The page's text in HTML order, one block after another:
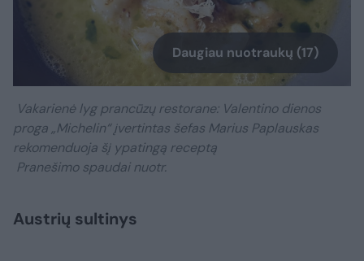
Daugiau nuotraukų (17)
Vakarienė lyg prancūzų restorane: Valentino dienos
proga „Michelin“ įvertintas šefas Marius Paplauskas
rekomenduoja šį ypatingą receptą
Pranešimo spaudai nuotr.
Austrių sultinys